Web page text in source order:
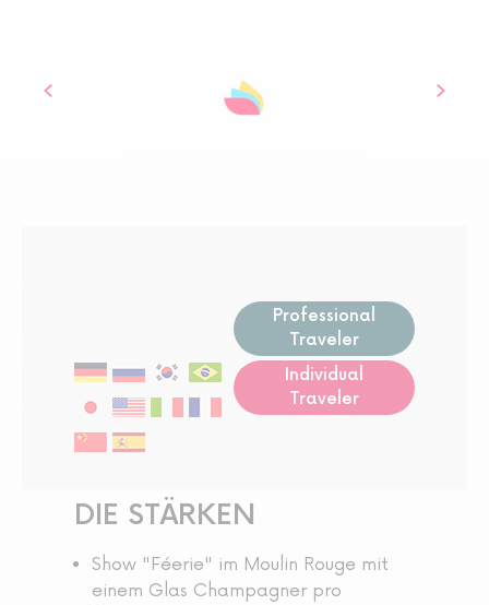
Professional
Traveler
Individual
Traveler
DIE STÄRKEN
Show "Féerie" im Moulin Rouge mit
einem Glas Champagner pro